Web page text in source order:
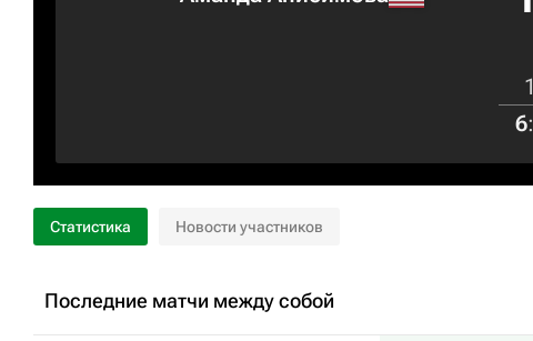
1
6:
Статистика Новости участников
Последние матчи между собой